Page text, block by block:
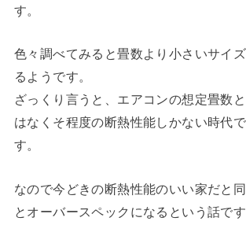
す。
色々調べてみると畳数より小さいサイ
るようです。
ざっくり言うと、エアコンの想定畳数
はなくそ程度の断熱性能しかない時代
す。
なので今どきの断熱性能のいい家だと
とオーバースペックになるという話です